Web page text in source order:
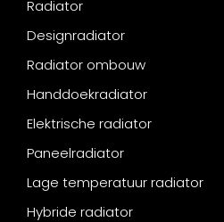
Radiator
Designradiator
Radiator ombouw
Handdoekradiator
Elektrische radiator
Paneelradiator
Lage temperatuur radiator
Hybride radiator